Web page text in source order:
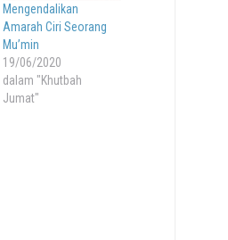
Mengendalikan
Amarah Ciri Seorang
Mu’min
19/06/2020
dalam "Khutbah
Jumat"